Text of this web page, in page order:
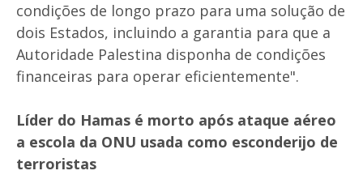
condições de longo prazo para uma solução de
dois Estados, incluindo a garantia para que a
Autoridade Palestina disponha de condições
financeiras para operar eficientemente".
Líder do Hamas é morto após ataque aéreo
a escola da ONU usada como esconderijo de
terroristas